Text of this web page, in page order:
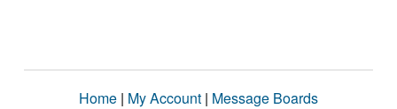
Home | My Account | Message Boards